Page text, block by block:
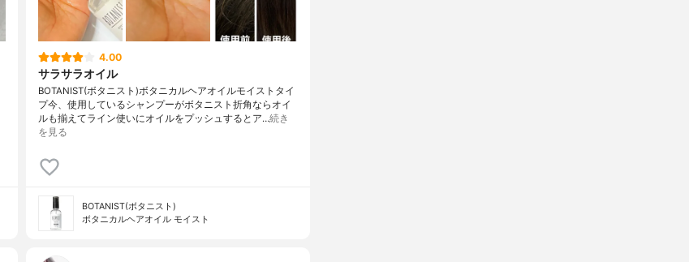
4.00
サラサラオイル
BOTANIST(ボタニスト)ボタニカルヘアオイルモイストタイ
プ今、使用しているシャンプーがボタニスト折角ならオイ
ルも揃えてライン使いにオイルをプッシュするとア…続き
を見る
BOTANIST(ボタニスト)
ボタニカルヘアオイル モイスト